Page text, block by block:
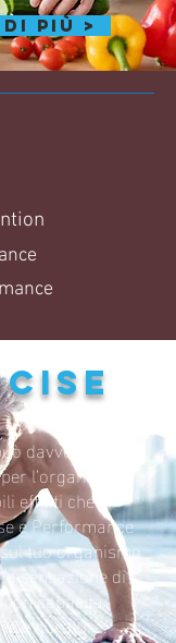
più >
davvero
l’organismo?
effetti che
e Performance
tuo organismo
sensazione di
capacità
e durature.